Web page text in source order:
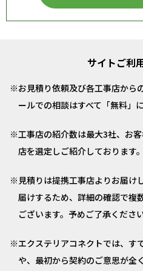
サイトご利
お見積り依頼及び各工事店から
ールでの相談はすべて「無料」に
工事店の紹介数は最大3社、お
店を選定しご紹介しております。
見積りは提携工事店よりお届け
届けするため、詳細の確認で複
ございます。予めご了承ください
エクステリアコネクトでは、す
や、最初から契約のご意思が全